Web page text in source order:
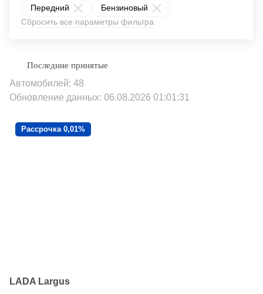
Передний
Бензиновый
Сбросить все параметры фильтра
Автомобилей: 48
Обновление данных: 06.08.2026 01:01:31
Рассрочка 0,01%
LADA Largus